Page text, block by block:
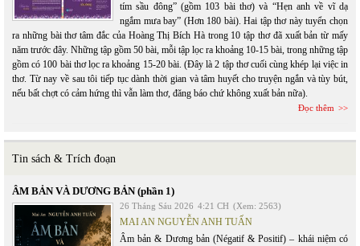
tím sầu đông” (gồm 103 bài thơ) và “Hẹn anh về vĩ dạ
ngắm mưa bay” (Hơn 180 bài). Hai tập thơ này tuyển chọn
ra những bài thơ tâm đắc của Hoàng Thị Bích Hà trong 10 tập thơ đã xuất bản từ mấy
năm trước đây. Những tập gồm 50 bài, mỗi tập lọc ra khoảng 10-15 bài, trong những tập
gồm có 100 bài thơ lọc ra khoảng 15-20 bài. (Đây là 2 tập thơ cuối cùng khép lại việc in
thơ. Từ nay về sau tôi tiếp tục dành thời gian và tâm huyết cho truyện ngắn và tùy bút,
nếu bất chợt có cảm hứng thì vẫn làm thơ, đăng báo chứ không xuất bản nữa).
Đọc thêm
Tin sách & Trích đoạn
ÂM BẢN VÀ DƯƠNG BẢN (phần 1)
26 Tháng Sáu 2026 4:21 CH (Xem: 2563)
MAI AN NGUYỄN ANH TUẤN
Âm bản & Dương bản (Négatif & Positif) – khái niệm có